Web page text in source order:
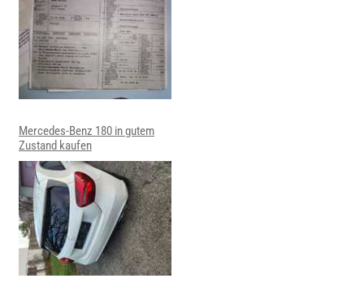
Mercedes-Benz 180 in gutem
Zustand kaufen